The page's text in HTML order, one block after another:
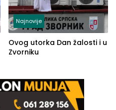
Najnovije
Ovog utorka Dan žalosti i u
Zvorniku